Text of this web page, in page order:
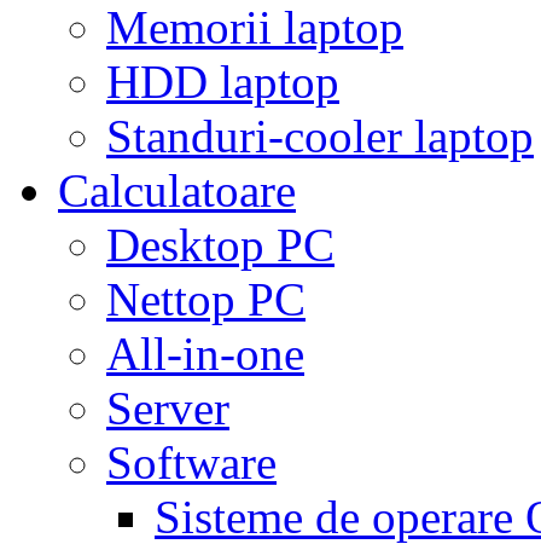
Memorii laptop
HDD laptop
Standuri-cooler laptop
Calculatoare
Desktop PC
Nettop PC
All-in-one
Server
Software
Sisteme de operare